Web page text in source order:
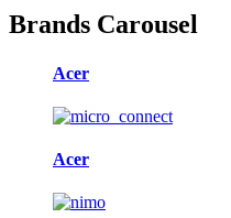
Brands Carousel
Acer
Acer